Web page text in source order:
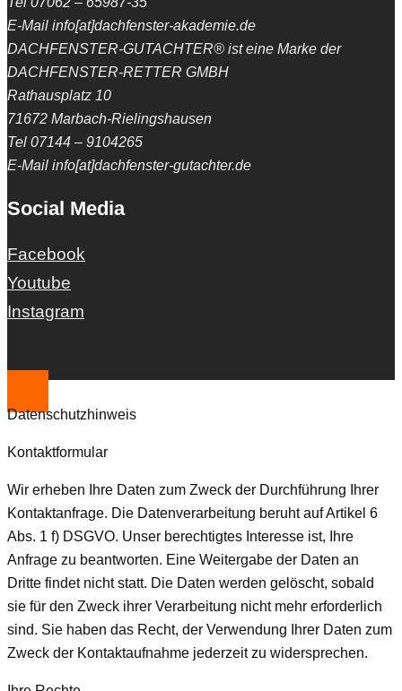
E-Mail info[at]dachfenster-akademie.de
DACHFENSTER-GUTACHTER® ist eine Marke der
DACHFENSTER-RETTER GMBH
Rathausplatz 10
71672 Marbach-Rielingshausen
Tel 07144 – 9104265
E-Mail info[at]dachfenster-gutachter.de
Social Media
Facebook
Youtube
Instagram
Datenschutzhinweis
Kontaktformular
Wir erheben Ihre Daten zum Zweck der Durchführung Ihrer
Kontaktanfrage. Die Datenverarbeitung beruht auf Artikel 6
Abs. 1 f) DSGVO. Unser berechtigtes Interesse ist, Ihre
Anfrage zu beantworten. Eine Weitergabe der Daten an
Dritte findet nicht statt. Die Daten werden gelöscht, sobald
sie für den Zweck ihrer Verarbeitung nicht mehr erforderlich
sind. Sie haben das Recht, der Verwendung Ihrer Daten zum
Zweck der Kontaktaufnahme jederzeit zu widersprechen.